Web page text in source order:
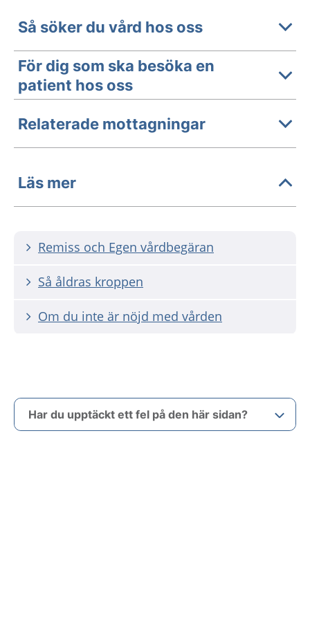
Så söker du vård hos oss
För dig som ska besöka en
patient hos oss
Relaterade mottagningar
Läs mer
Remiss och Egen vårdbegäran
Så åldras kroppen
Om du inte är nöjd med vården
Har du upptäckt ett fel på den här sidan?